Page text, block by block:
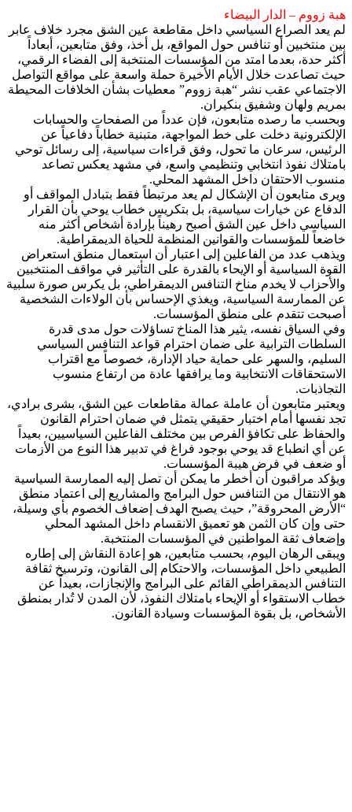
هبة زووم – الدار البيضاء
لم يعد الصراع السياسي داخل مقاطعة عين الشق مجرد خلاف عابر
بين منتخبين أو تنافس حول المواقع، بل أخذ، وفق متابعين، أبعاداً
أكثر حدة، بعدما امتد من المؤسسات المنتخبة إلى الفضاء الرقمي،
حيث تصاعدت خلال الأيام الأخيرة حملة واسعة على مواقع التواصل
الاجتماعي عقب نشر “هبة زووم” معطيات بشأن الخلافات المحيطة
بمريم ولهان وشفيق بنكيران.
وبحسب ما رصده متابعون، فإن عدداً من الصفحات والحسابات
الإلكترونية دخلت على خط المواجهة، متبنية خطاباً دفاعياً عن
الرئيس، سرعان ما تحول، وفق قراءات سياسية، إلى رسائل توحي
بامتلاك نفوذ انتخابي وتنظيمي واسع، في مشهد يعكس تصاعد
منسوب الاحتقان داخل المشهد المحلي.
ويرى متابعون أن الإشكال لم يعد مرتبطاً فقط بتبادل المواقف أو
الدفاع عن خيارات سياسية، بل بتكريس خطاب يوحي بأن القرار
السياسي داخل عين الشق أصبح رهيناً بإرادة أشخاص أكثر منه
خاضعاً للمؤسسات والقوانين المنظمة للحياة الديمقراطية.
ويذهب عدد من الفاعلين إلى اعتبار أن استعمال منطق استعراض
القوة السياسية أو الإيحاء بالقدرة على التأثير في مواقف المنتخبين
والأحزاب لا يخدم مناخ التنافس الديمقراطي، بل يكرس صورة سلبية
عن الممارسة السياسية، ويغذي الإحساس بأن الولاءات الشخصية
أصبحت تتقدم على منطق المؤسسات.
وفي السياق نفسه، يثير هذا المناخ تساؤلات حول مدى قدرة
السلطات الترابية على ضمان احترام قواعد التنافس السياسي
السليم، والسهر على حماية حياد الإدارة، خصوصاً مع اقتراب
الاستحقاقات الانتخابية وما يرافقها عادة من ارتفاع منسوب
التجاذبات.
ويعتبر متابعون أن عاملة عمالة مقاطعات عين الشق، بشرى برادي،
تجد نفسها أمام اختبار حقيقي يتمثل في ضمان احترام القانون
والحفاظ على تكافؤ الفرص بين مختلف الفاعلين السياسيين، بعيداً
عن أي انطباع قد يوحي بوجود فراغ في تدبير هذا النوع من الأزمات
أو ضعف في فرض هيبة المؤسسات.
ويؤكد مراقبون أن أخطر ما يمكن أن تصل إليه الممارسة السياسية
هو الانتقال من التنافس حول البرامج والمشاريع إلى اعتماد منطق
“الأرض المحروقة”، حيث يصبح الهدف إضعاف الخصوم بأي وسيلة،
حتى وإن كان الثمن هو تعميق الانقسام داخل المشهد المحلي
وإضعاف ثقة المواطنين في المؤسسات المنتخبة.
ويبقى الرهان اليوم، بحسب متابعين، هو إعادة النقاش إلى إطاره
الطبيعي داخل المؤسسات، والاحتكام إلى القانون، وترسيخ ثقافة
التنافس الديمقراطي القائم على البرامج والإنجازات، بعيداً عن
خطاب الاستقواء أو الإيحاء بامتلاك النفوذ، لأن المدن لا تُدار بمنطق
الأشخاص، بل بقوة المؤسسات وسيادة القانون.